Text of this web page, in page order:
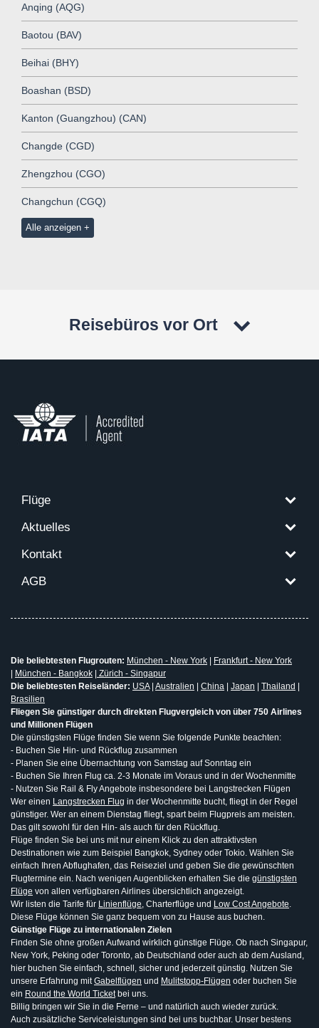
Anqing (AQG)
Baotou (BAV)
Beihai (BHY)
Boashan (BSD)
Kanton (Guangzhou) (CAN)
Changde (CGD)
Zhengzhou (CGO)
Changchun (CGQ)
Alle anzeigen
Reisebüros vor Ort
Flüge
Aktuelles
Kontakt
AGB
Die beliebtesten Flugrouten: München - New York
Frankfurt - New York
München - Bangkok
Zürich - Singapur
Die beliebtesten Reiseländer: USA| Australien China Japan Thailand
Brasilien
Fliegen Sie günstiger durch direkten Flugvergleich von über 750 Airlines
und Millionen Flügen
Die günstigsten Flüge finden Sie wenn Sie folgende Punkte beachten:
- Buchen Sie Hin- und Rückflug zusammen
- Planen Sie eine Übernachtung von Samstag auf Sonntag ein
- Buchen Sie Ihren Flug ca. 2-3 Monate im Voraus und in der Wochenmitte
- Nutzen Sie Rail & Fly Angebote insbesondere bei Langstrecken Flügen
Wer einen Langstrecken Flug in der Wochenmitte bucht, fliegt in der Regel
günstiger. Wer an einem Dienstag fliegt, spart beim Flugpreis am meisten.
Das gilt sowohl für den Hin- als auch für den Rückflug.
Flüge finden Sie bei uns mit nur einem Klick zu den attraktivsten
Destinationen wie zum Beispiel Bangkok, Sydney oder Tokio. Wählen Sie
einfach Ihren Abflughafen, das Reiseziel und geben Sie die gewünschten
Flugtermine ein. Nach wenigen Augenblicken erhalten Sie die günstigsten
Flüge von allen verfügbaren Airlines übersichtlich angezeigt.
Wir listen die Tarife für Linienflüge, Charterflüge und Low Cost Angebote.
Diese Flüge können Sie ganz bequem von zu Hause aus buchen.
Günstige Flüge zu internationalen Zielen
Finden Sie ohne großen Aufwand wirklich günstige Flüge. Ob nach Singapur,
New York, Peking oder Toronto, ab Deutschland oder auch ab dem Ausland,
hier buchen Sie einfach, schnell, sicher und jederzeit günstig. Nutzen Sie
unsere Erfahrung mitGabelflügen und Mulitstopp-Flügen oder buchen Sie
ein Round the World Ticketbei uns.
Billig bringen wir Sie in die Ferne – und natürlich auch wieder zurück.
Auch zusätzliche Serviceleistungen sind bei uns buchbar. Unser bestens